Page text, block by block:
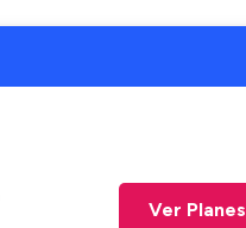
Ver Planes